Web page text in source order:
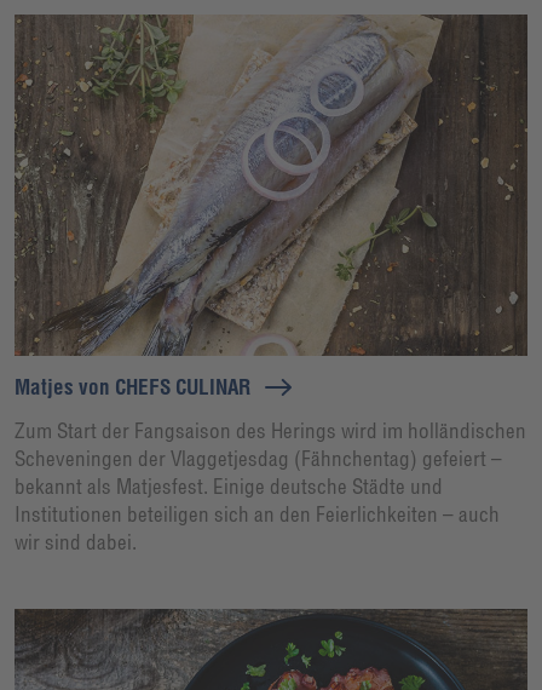
Matjes von CHEFS CULINAR
Zum Start der Fangsaison des Herings wird im holländischen
Scheveningen der Vlaggetjesdag (Fähnchentag) gefeiert –
bekannt als Matjesfest. Einige deutsche Städte und
Institutionen beteiligen sich an den Feierlichkeiten – auch
wir sind dabei.